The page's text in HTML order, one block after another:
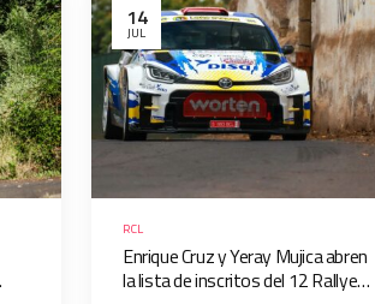
14
JUL
RCL
Enrique Cruz y Yeray Mujica abren
la lista de inscritos del 12 Rallye